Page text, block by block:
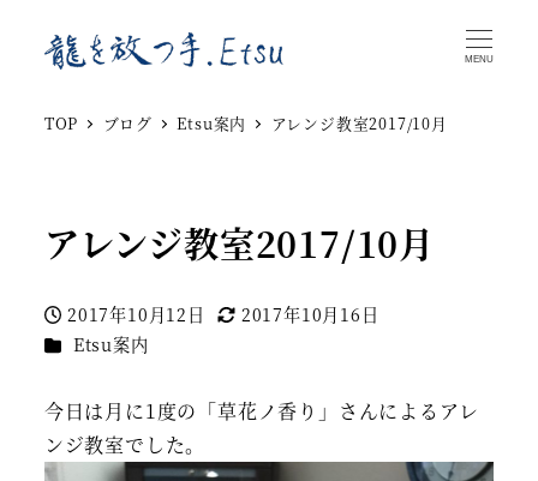
MENU
TOP ブログ Etsu案内 アレンジ教室2017/10月
アレンジ教室2017/10月
投稿日
2017年10月12日
更新日
2017年10月16日
カテゴリー
Etsu案内
今日は月に1度の「草花ノ香り」さんによるアレ
ンジ教室でした。